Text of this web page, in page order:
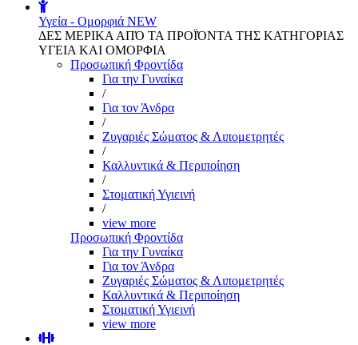
Υγεία - Ομορφιά NEW
ΔΕΣ ΜΕΡΙΚΑ ΑΠΌ ΤΑ ΠΡΟΪΌΝΤΑ ΤΗΣ ΚΑΤΗΓΟΡΙΑΣ
ΥΓΕΙΑ ΚΑΙ ΟΜΟΡΦΙΑ
Προσωπική Φροντίδα
Για την Γυναίκα
/
Για τον Άνδρα
/
Ζυγαριές Σώματος & Λιπομετρητές
/
Καλλυντικά & Περιποίηση
/
Στοματική Υγιεινή
/
view more
Προσωπική Φροντίδα
Για την Γυναίκα
Για τον Άνδρα
Ζυγαριές Σώματος & Λιπομετρητές
Καλλυντικά & Περιποίηση
Στοματική Υγιεινή
view more